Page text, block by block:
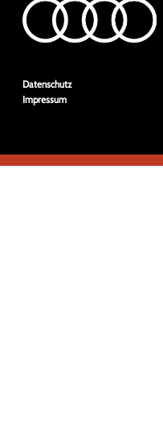
Navigation
überspringen
Datenschutz
Impressum